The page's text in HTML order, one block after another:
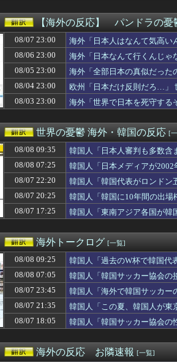
韓国人「上半身裸で深夜のダナンカフェ
【衝撃】韓国人「日本の名門女子校、漫画
韓国人「日本人審判も多数含まれていたサ
韓国人「韓国人の間で日本の”天国”と呼ば
韓国人「過去のW杯で韓国代表がドーピン
韓国人「日本の耐震設計技術が凄いと言う
大地震が起きても手術をやり遂げる日本の
アメリカのエネルギー事業での税金無駄遣
【世界】ベストオブザベスト【ポーランド
【朗報】韓国人「日本3大温泉に来た理由
海外「全く予想外！」リヴァプールがバル
「地球の生物量の大半は地表より下にある
原爆の日を迎えた広島の光景に世界が騒
韓国人「韓国サッカー協会、外国人審判に
海外「Redditで避けた方が良いフォーラム
「あのカートは二度と私の本体に近づけな
韓国人「先生が病気休暇？理由は何？」→
【衝撃】韓国人「日本の高校生、腕の長さ
海外「怪我さえなければ」サッカー日本代
韓国人「アメリカでビッグフットが発見さ
海外「日本のこの道路標識の意味が分から
韓国人「日本メディアが2002年ワールド
大谷翔平の今季中の投手復帰絶望か？←「
海外「日本政府がトランプ政権の日本コ
韓国人「韓国サッカー協会の接待問題が
サウジの危機に「知るか」の声！ 中東の
海外「パリで”アメリカ人？”と聞かれて”ウ
【朗報】韓国人「新宿の自販機、うちの飲
【海外の反応】ベトナム人「ベトナムは先
【海外の反応】 パンドラの憂
08/07 23:00
海外「日本人はなんて気高い
08/06 23:00
海外「日本なんて行くんじ
08/05 23:00
海外「全部日本の真似だった
08/04 23:00
欧州「日本だけ反則だろ…」
08/03 23:00
海外「世界で日本を死守する
世界の憂鬱 海外・韓国の反応 [
08/08 09:35
韓国人「日本人審判も多数含
明るみに‥」
08/08 07:25
韓国人「日本メディアが
08/07 22:20
韓国人「韓国代表がロンドン
報道！」
08/07 20:25
韓国人「韓国に10年間の出場
ディアが報道！」
08/07 17:25
韓国人「東南アジア各国が
海外トークログ [一覧]
08/08 09:25
韓国人「過去のW杯で韓国
ﾌﾞﾙ」＝韓国の反応
08/08 07:05
韓国人「韓国サッカー協会
国の反応
08/07 23:45
韓国人「海外で韓国サッカー
応
08/07 21:35
韓国人「この夏、韓国人が
の反応
08/07 18:05
韓国人「韓国サッカー協会
海外の反応 お隣速報 [一覧]